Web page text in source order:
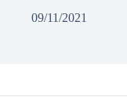
09/11/2021